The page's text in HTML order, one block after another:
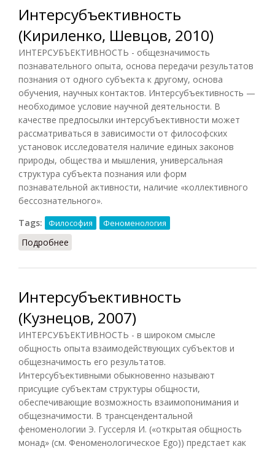
Интерсубъективность
(Кириленко, Шевцов, 2010)
ИНТЕРСУБЪЕКТИВНОСТЬ - общезначимость
познавательного опыта, основа передачи результатов
познания от одного субъекта к другому, основа
обучения, научных контактов. Интерсубъективность —
необходимое условие научной деятельности. В
качестве предпосылки интерсубъективности может
рассматриваться в зависимости от философских
установок исследователя наличие единых законов
природы, общества и мышления, универсальная
структура субъекта познания или форм
познавательной активности, наличие «коллективного
бессознательного».
Tags:
Философия Феноменология
Подробнее
Интерсубъективность
(Кузнецов, 2007)
ИНТЕРСУБЪЕКТИВНОСТЬ - в широком смысле
общность опыта взаимодействующих субъектов и
общезначимость его результатов.
Интерсубъективными обыкновенно называют
присущие субъектам структуры общности,
обеспечивающие возможность взаимопонимания и
общезначимости. В трансцендентальной
феноменологии Э. Гуссерля И. («открытая общность
монад» (см. Феноменологическое Ego)) предстает как